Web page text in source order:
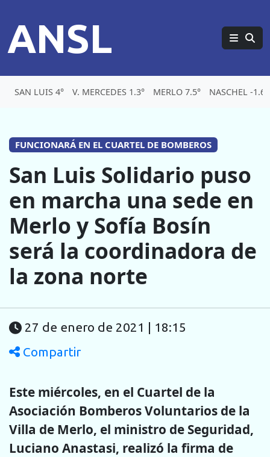
ANSL
SAN LUIS 4° V. MERCEDES 1.3° MERLO 7.5° NASCHEL -1.6°
FUNCIONARÁ EN EL CUARTEL DE BOMBEROS
San Luis Solidario puso
en marcha una sede en
Merlo y Sofía Bosín
será la coordinadora de
la zona norte
27 de enero de 2021 | 18:15
Compartir
Este miércoles, en el Cuartel de la
Asociación Bomberos Voluntarios de la
Villa de Merlo, el ministro de Seguridad,
Luciano Anastasi, realizó la firma de